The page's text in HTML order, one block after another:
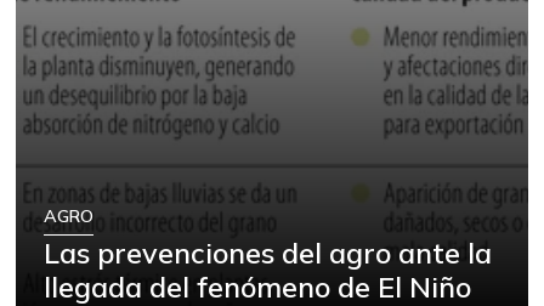
AGRO
Las prevenciones del agro ante la
llegada del fenómeno de El Niño